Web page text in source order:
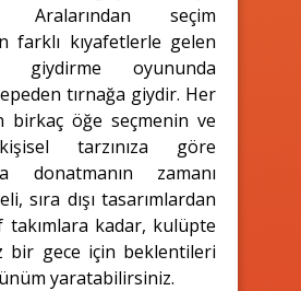
Aralarından seçim
farklı kıyafetlerle gelen
giydirme oyununda
tırnağa giydir. Her
birkaç öğe seçmenin ve
tarzınıza göre
donatmanın zamanı
sıra dışı tasarımlardan
takımlara kadar, kulüpte
bir gece için beklentileri
yaratabilirsiniz.